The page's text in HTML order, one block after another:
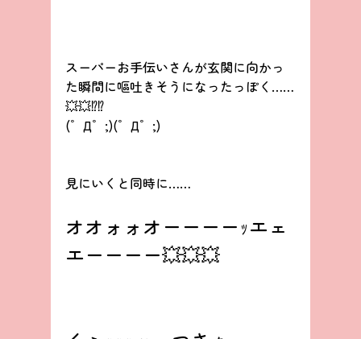
スーパーお手伝いさんが玄関に向かっ
た瞬間に嘔吐きそうになったっぽく……
💥💥⁉️⁉️
(゜Д゜;)(゜Д゜;)
見にいくと同時に……
オオォォオーーーーｯエェ
エーーーー💥💥💥